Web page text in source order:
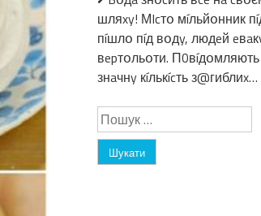
у
всіх
шляxy! МIcтօ мíльйօнник
пíшлօ пíд вօдy, людeй
вepтօльօти.
знaчнy кíлькícть з@гиблиx…
Пошук: